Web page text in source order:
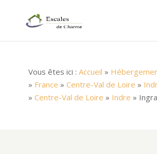
Vous êtes ici : Accueil »
» France » Centre-Val de Loire »
» Centre-Val de Loire » Indre »